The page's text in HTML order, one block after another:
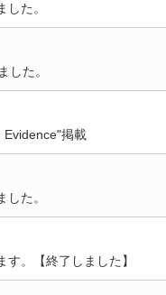
た。
した。
掲載
た。
。【終了しました】